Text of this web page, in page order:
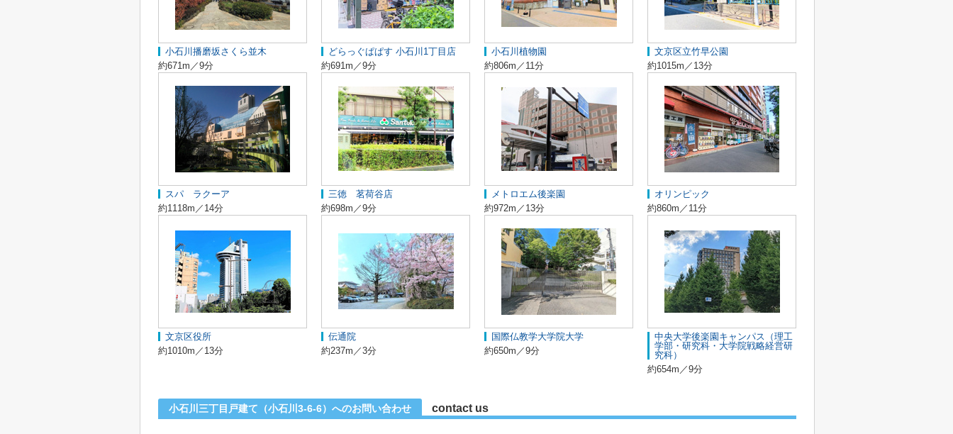
小石川播磨坂さくら並木
約671m／9分
どらっぐぱぱす 小石川1丁目店
約691m／9分
小石川植物園
約806m／11分
文京区立竹早公園
約1015m／13分
スパ ラクーア
約1118m／14分
三徳 茗荷谷店
約698m／9分
メトロエム後楽園
約972m／13分
オリンピック
約860m／11分
文京区役所
約1010m／13分
伝通院
約237m／3分
国際仏教学大学院大学
約650m／9分
中央大学後楽園キャンパス（理工
学部・研究科・大学院戦略経営研
究科）
約654m／9分
小石川三丁目戸建て（小石川3-6-6）へのお問い合わせ contact us